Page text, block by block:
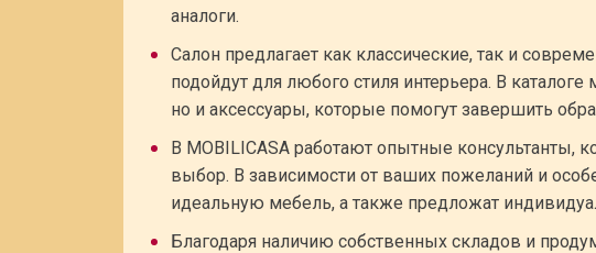
аналоги.
Салон предлагает как классические, так и
подойдут для любого стиля интерьера. В
но и аксессуары, которые помогут завершить
В MOBILICASA работают опытные консультанты,
выбор. В зависимости от ваших пожеланий и
идеальную мебель, а также предложат
Благодаря наличию собственных складов и